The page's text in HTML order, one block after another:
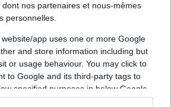
nos partenaires et nous-mêmes
personnelles.
app uses one or more Google
and store information including but
or usage behaviour. You may click to
to Google and its third-party tags to
specified purposes in below Google